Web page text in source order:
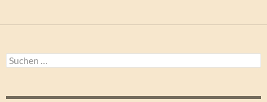
Suchen
nach: